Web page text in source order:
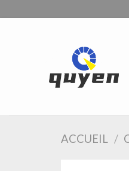
ACCUEIL /